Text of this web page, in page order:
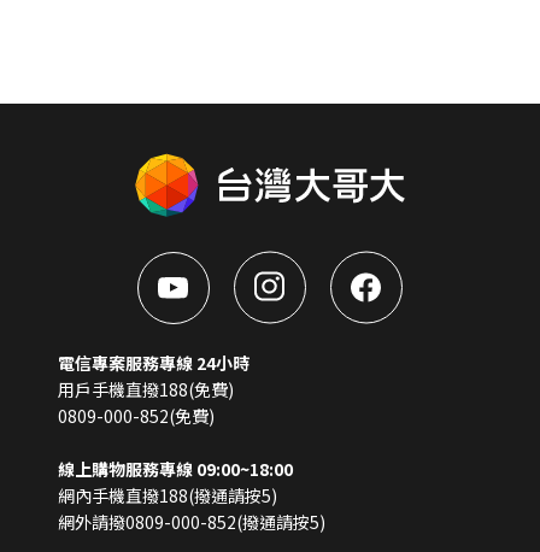
電信專案服務專線 24小時
用戶手機直撥188(免費)
0809-000-852(免費)
線上購物服務專線 09:00~18:00
網內手機直撥188(撥通請按5)
網外請撥0809-000-852(撥通請按5)